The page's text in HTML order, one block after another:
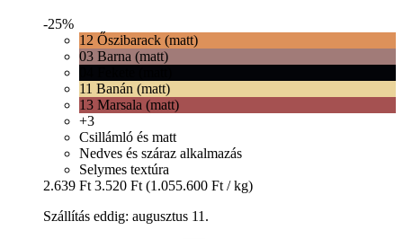
-25%
12 Őszibarack (matt)
03 Barna (matt)
11 Banán (matt)
13 Marsala (matt)
+3
Csillámló és matt
Nedves és száraz alkalmazás
Selymes textúra
2.639 Ft 3.520 Ft (1.055.600 Ft / kg)
Szállítás eddig: augusztus 11.